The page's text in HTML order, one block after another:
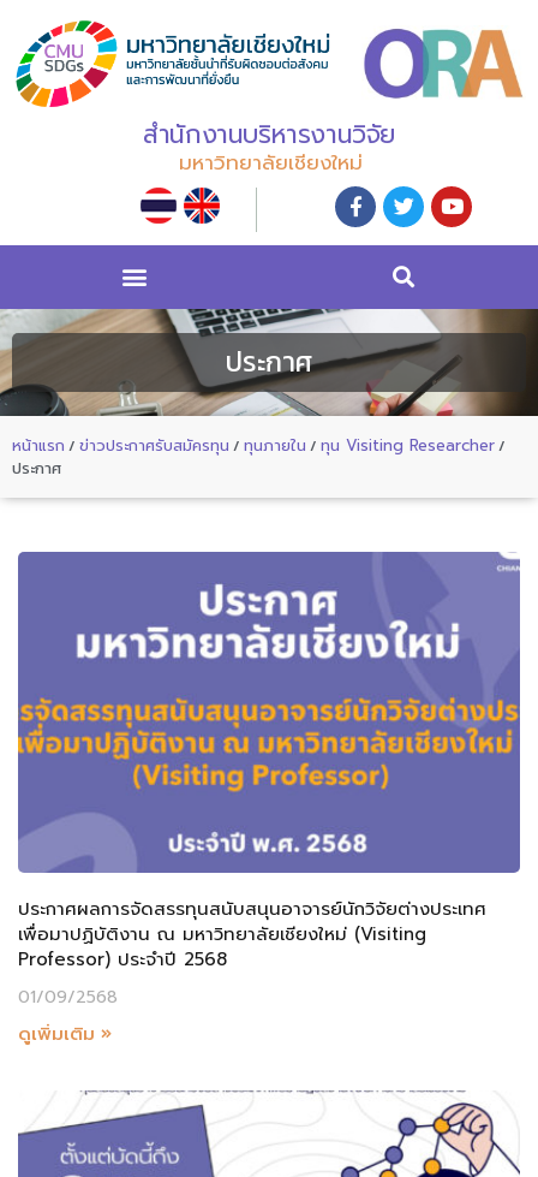
สำนักงานบริหารงานวิจัย
มหาวิทยาลัยเชียงใหม่
ประกาศ
หน้าแรก / ข่าวประกาศรับสมัครทุน / ทุนภายใน / ทุน Visiting Researcher/
ประกาศ
ประกาศผลการจัดสรรทุนสนับสนุนอาจารย์นักวิจัยต่างประเทศ
เพื่อมาปฏิบัติงาน ณ มหาวิทยาลัยเชียงใหม่ (Visiting
Professor) ประจำปี 2568
01/09/2568
ดูเพิ่มเติม »